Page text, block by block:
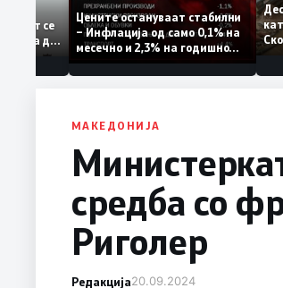
–
се
нема да
Цените остануваат стабилни
– Инфлација од само 0,1% на
месечно и 2,3% на годишно
ниво
МАКЕДОНИЈА
средба со
Риголер
Редакција20.09.2024